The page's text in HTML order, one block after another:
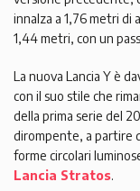
innalza a 1,76 metri di
1,44 metri, con un
La nuova Lancia Y è
con il suo stile che
della prima serie del
dirompente, a partire
forme circolari
Lancia Stratos.